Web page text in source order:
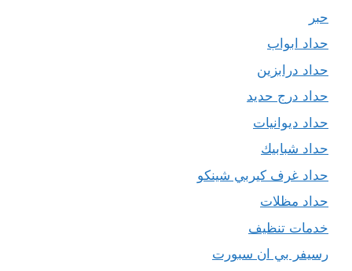
حبر
حداد ابواب
حداد درابزين
حداد درج حديد
حداد ديوانيات
حداد شبابيك
حداد غرف كيربي شينكو
حداد مظلات
خدمات تنظيف
رسيفر بي ان سبورت